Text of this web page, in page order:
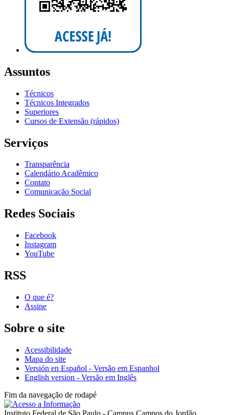
Assuntos
Técnicos
Técnicos Integrados
Superiores
Cursos de Extensão (rápidos)
Serviços
Transparência
Calendário Acadêmico
Contato
Comunicação Social
Redes Sociais
Facebook
Instagram
YouTube
RSS
O que é?
Assine
Sobre o site
Acessibilidade
Mapa do site
Versión en Español - Versão em Espanhol
English version - Versão em Inglês
Fim da navegação de rodapé
Instituto Federal de São Paulo - Campus Campos do Jordão